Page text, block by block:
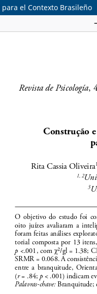
el Contexto Brasileño